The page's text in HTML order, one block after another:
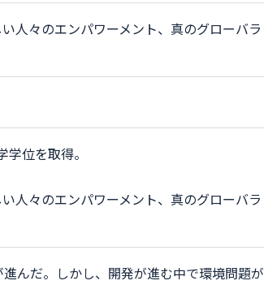
人々のエンパワーメント、真のグローバラ
位を取得。
人々のエンパワーメント、真のグローバラ
んだ。しかし、開発が進む中で環境問題が